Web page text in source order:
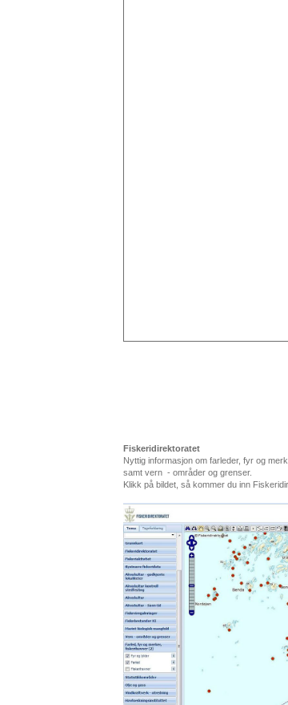
Fiskeridirektoratet
Nyttig informasjon om farleder, fyr og
samt vern - områder og grenser.
Klikk på bildet, så kommer du inn